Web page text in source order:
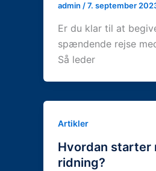
admin /7. september
Er du klar til at
spændende rejse
Så leder
Artikler
Hvordan starter
ridning?